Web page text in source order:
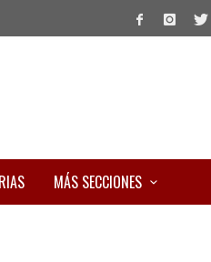
MÁS SECCIONES